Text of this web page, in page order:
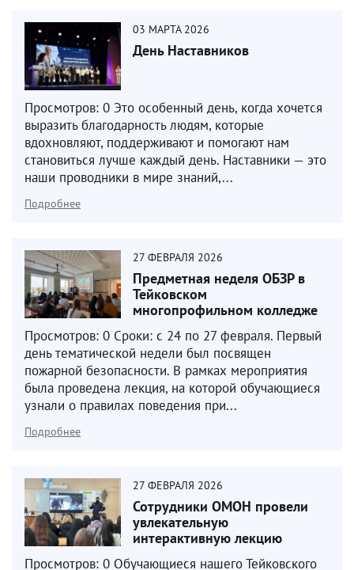
03 МАРТА 2026
День Наставников
Просмотров: 0 Это особенный день, когда хочется
выразить благодарность людям, которые
вдохновляют, поддерживают и помогают нам
становиться лучше каждый день. Наставники — это
наши проводники в мире знаний,...
Подробнее
27 ФЕВРАЛЯ 2026
Предметная неделя ОБЗР в
Тейковском
многопрофильном колледже
Просмотров: 0 Сроки: с 24 по 27 февраля. Первый
день тематической недели был посвящен
пожарной безопасности. В рамках мероприятия
была проведена лекция, на которой обучающиеся
узнали о правилах поведения при...
Подробнее
27 ФЕВРАЛЯ 2026
Сотрудники ОМОН провели
увлекательную
интерактивную лекцию
Просмотров: 0 Обучающиеся нашего Тейковского